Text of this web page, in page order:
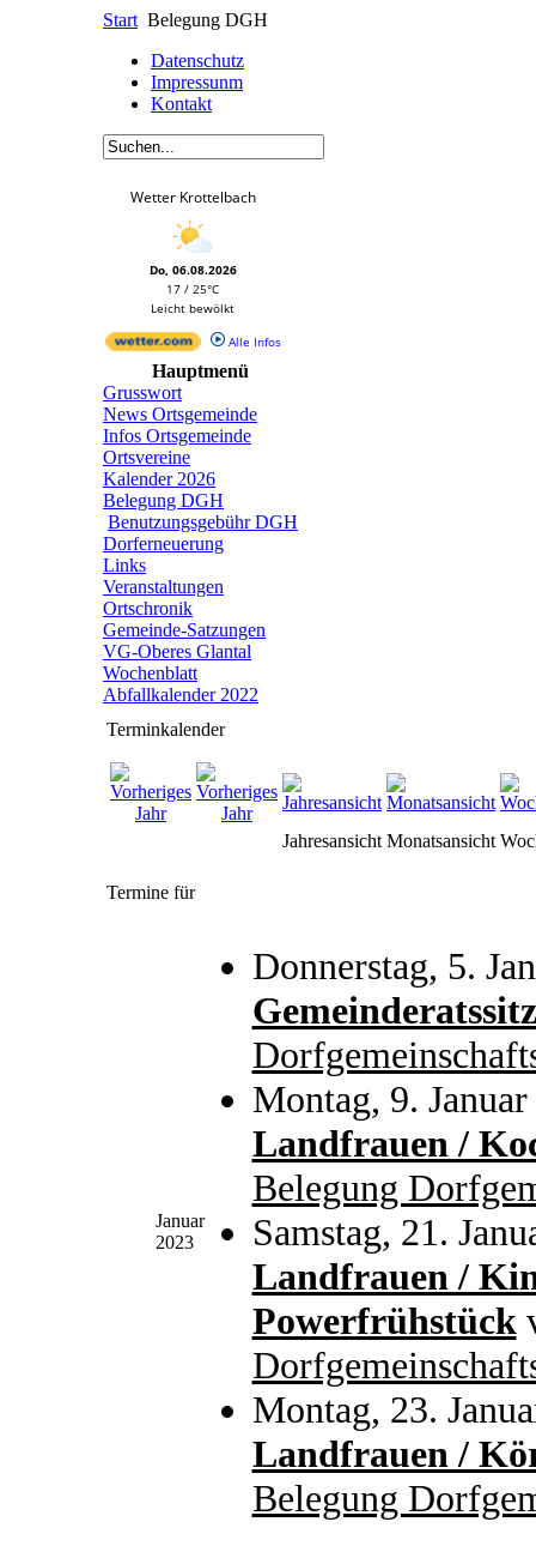
Start Belegung DGH
Datenschutz
Impressunm
Kontakt
Wetter Krottelbach
Do, 06.08.2026
17 / 25°C
Leicht bewölkt
Alle Infos
Hauptmenü
Grusswort
News Ortsgemeinde
Infos Ortsgemeinde
Ortsvereine
Kalender 2026
Belegung DGH
Benutzungsgebühr DGH
Dorferneuerung
Links
Veranstaltungen
Ortschronik
Gemeinde-Satzungen
VG-Oberes Glantal
Wochenblatt
Abfallkalender 2022
Terminkalender
Jahresansicht Monatsansicht
Termine für
Januar
2023
Donnerstag, 5.
Montag, 9.
Landfrauen /
Belegung
Samstag, 21.
Landfrauen /
Powerfrühstück
Montag, 23.
Landfrauen /
Belegung